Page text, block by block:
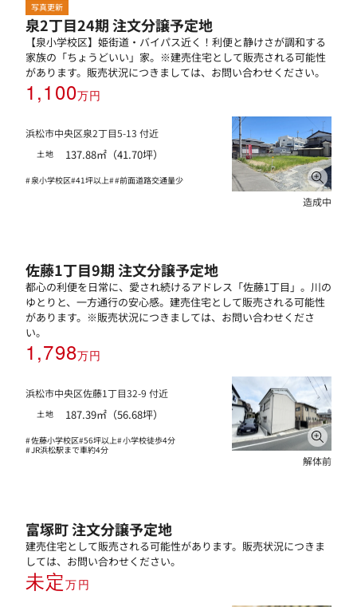
写真更新
泉2丁目24期 注文分譲予定地
【泉小学校区】姫街道・バイパス近く！利便と静けさが調和する
家族の「ちょうどいい」家。※建売住宅として販売される可能性
があります。販売状況につきましては、お問い合わせください。
1,100万円
浜松市中央区泉2丁目5-13 付近
土地 137.88㎡（41.70坪）
泉小学校区 41坪以上 前面道路交通量少
造成中
佐藤1丁目9期 注文分譲予定地
都心の利便を日常に、愛され続けるアドレス「佐藤1丁目」。川の
ゆとりと、一方通行の安心感。建売住宅として販売される可能性
があります。※販売状況につきましては、お問い合わせくださ
い。
1,798万円
浜松市中央区佐藤1丁目32-9 付近
土地 187.39㎡（56.68坪）
佐藤小学校区 56坪以上 小学校徒歩4分
JR浜松駅まで車約4分
解体前
富塚町 注文分譲予定地
建売住宅として販売される可能性があります。販売状況につきま
しては、お問い合わせください。
未定万円